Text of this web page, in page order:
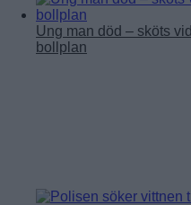
Ung man död – sköts vid
bollplan